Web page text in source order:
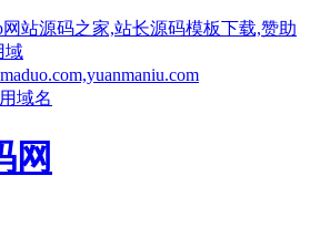
站源码之家,站长源码模板下载,赞助
域
域名